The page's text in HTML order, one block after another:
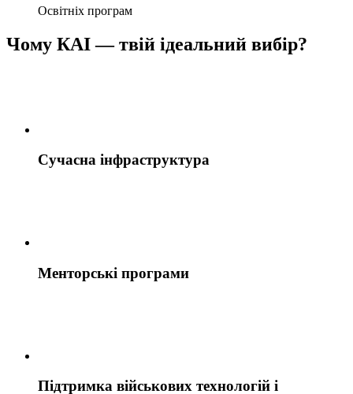
Освітніх програм
Чому КАІ — твій ідеальний вибір?
Сучасна інфраструктура
Менторські програми
Підтримка військових технологій і